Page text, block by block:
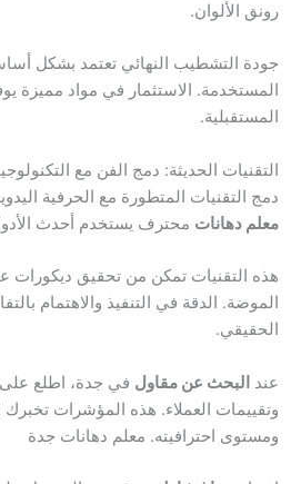
رونق الألوان.
جودة التشطيب النهائي تعتمد بشكل
المستخدمة. الاستثمار في مواد مميزة
المستقبلية.
التقنيات الحديثة: دمج الفن مع
دمج التقنيات المتطورة مع الحرفية
معلم دهانات محترف يستخدم أحدث
هذه التقنيات تمكن من تحقيق
الموضة. الدقة في التنفيذ والاهتمام
الحقيقي.
عند البحث عن مقاول في جدة، اطلع
وتقييمات العملاء. هذه المؤشرات تخبرك
ومستوى احترافيته. معلم دهانات جدة